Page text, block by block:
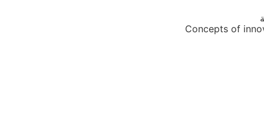
Concepts of